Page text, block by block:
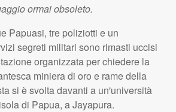
ormai obsoleto.
Papuasi, tre poliziotti e un
segreti militari sono rimasti uccisi
organizzata per chiedere la
miniera di oro e rame della
si è svolta davanti a un'università
di Papua, a Jayapura.